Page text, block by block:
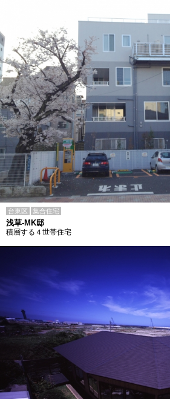
台東区 集合住宅
浅草-MK邸
積層する４世帯住宅